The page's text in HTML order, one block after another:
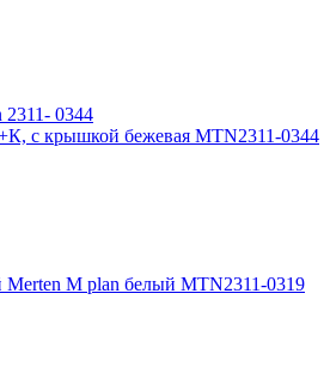
с крышкой бежевая MTN2311-0344
M plan белый MTN2311-0319